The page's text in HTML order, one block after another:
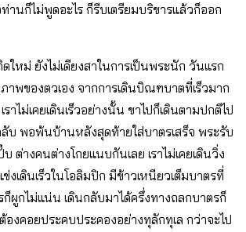
านก็ไม่พูดอะไร ก็รีบเตรียมบริขารแล้วก็ออก
ดใหม่ ยังไม่เดียงสาในการเป็นพระนัก วันแรก
าพของตวเอง จากการเดินบิณฑบาตที่เร็วมาก
าไม่เคยเดินเร็วอย่างนั้น ขาไปก็เดินตามปกติไป
บ พอพ้นบ้านหลังสุดท้ายใส่บาตรเสร็จ พระรับ
ต่างคนต่างโกยแนบกันเลย เราไม่เคยเดินวิ่ง
เดินเร็วในโอลิมปิก มีข้าวเหนียวเต็มบาตรที่
ผูกไม่แน่น เดินกลับมาได้ครึ่งทางถลกบาตรก็
งคอยประคบประคองอย่างทุลักทุเล กว่าจะไป